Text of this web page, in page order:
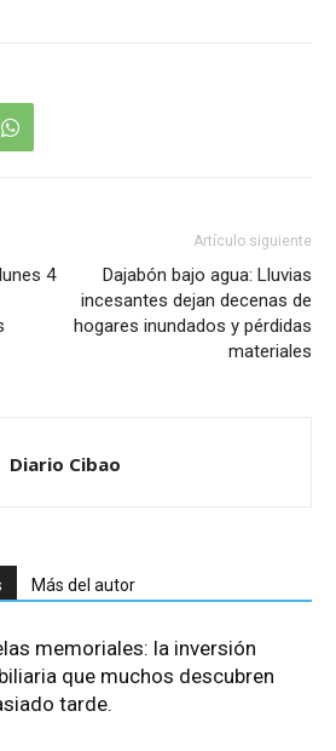
4
Artículo siguiente
Dajabón bajo agua: Lluvias
incesantes dejan decenas de
hogares inundados y pérdidas
materiales
Diario Cibao
Más del autor
memoriales: la inversión
que muchos descubren
tarde.